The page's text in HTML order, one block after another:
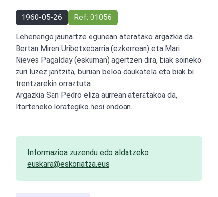
1960-05-26 Ref: 01056
Lehenengo jaunartze egunean ateratako argazkia da.
Bertan Miren Uribetxebarria (ezkerrean) eta Mari
Nieves Pagalday (eskuman) agertzen dira, biak soineko
zuri luzez jantzita, buruan beloa daukatela eta biak bi
trentzarekin orraztuta.
Argazkia San Pedro eliza aurrean ateratakoa da,
Itarteneko lorategiko hesi ondoan.
Informazioa zuzendu edo aldatzeko
euskara@eskoriatza.eus